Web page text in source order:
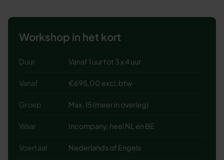
Workshop in het kort
Duur Vanaf 1 uur tot 3 x 4 uur
Vanaf €695,00 excl. btw
Groep Max. 15 (meer in overleg)
Waar Incompany, heel NL en BE
Voertaal Nederlands of Engels